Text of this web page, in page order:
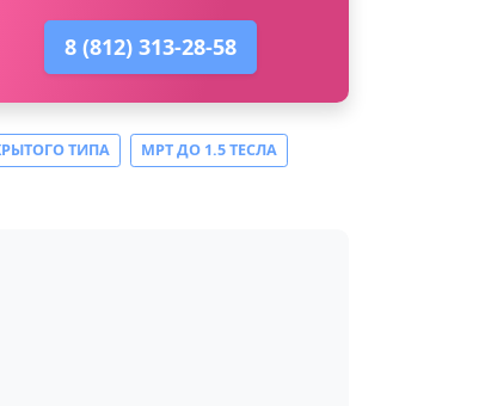
8 (812) 313-28-58
ТИПА
МРТ ДО 1.5 ТЕСЛА